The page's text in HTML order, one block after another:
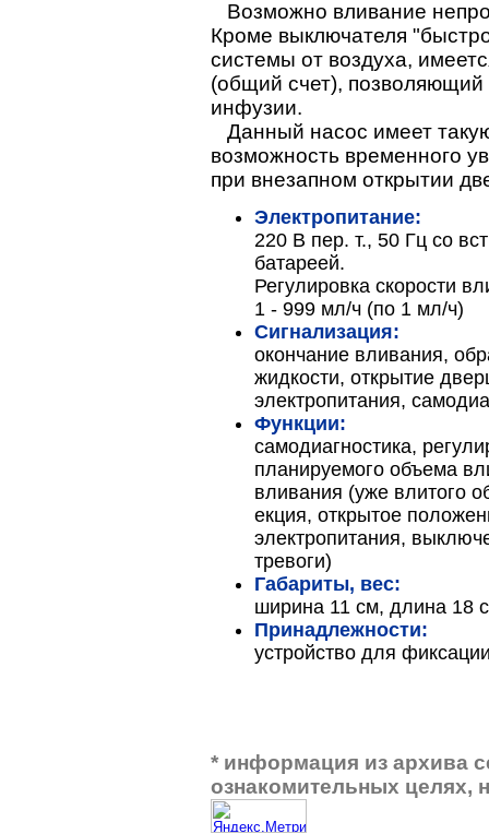
Возможно вливание
Кроме выключателя
системы от воздуха,
(общий счет), позволяющий
инфузии.
Данный насос имеет
возможность временного
при внезапном открытии
Электропитание:
220 В пер. т., 50 Гц со
батареей.
Регулировка скорости
1 - 999 мл/ч (по 1 мл/ч)
Сигнализация:
окончание вливания,
жидкости, открытие
электропитания,
Функции:
самодиагностика,
планируемого объема
вливания (уже влитого
екция, открытое
электропитания,
тревоги)
Габариты, вес:
ширина 11 см, длина 18
Принадлежности:
устройство для
* информация из архива
ознакомительных целях,